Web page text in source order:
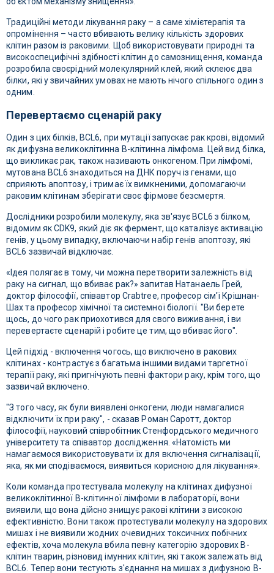
Традиційні методи лікування раку – а саме хімієтерапія та
опромінення – часто вбивають велику кількість здорових
клітин разом із раковими. Щоб використовувати природні та
високоспецифічні здібності клітин до самознищення, команда
розробила своєрідний молекулярний клей, який склеює два
білки, які у звичайних умовах не мають нічого спільного один з
одним.
Перевертаємо сценарій раку
Один з цих білків, BCL6, при мутації запускає рак крові, відомий
як дифузна великоклітинна В-клітинна лімфома. Цей вид білка,
що викликає рак, також називають онкогеном. При лімфомі,
мутована BCL6 знаходиться на ДНК поруч із генами, що
сприяють апоптозу, і тримає їх вимкненими, допомагаючи
раковим клітинам зберігати своє фірмове безсмертя.
Дослідники розробили молекулу, яка зв'язує BCL6 з білком,
відомим як CDK9, який діє як фермент, що каталізує активацію
генів, у цьому випадку, включаючи набір генів апоптозу, які
BCL6 зазвичай відключає.
«Ідея полягає в тому, чи можна перетворити залежність від
раку на сигнал, що вбиває рак?» запитав Натанаель Грей,
доктор філософії, співавтор Crabtree, професор сім'ї Крішнан-
Шах та професор хімічної та системної біології. "Ви берете
щось, до чого рак приохотився для свого виживання, і ви
перевертаєте сценарій і робите це тим, що вбиває його".
Цей підхід - включення чогось, що виключено в ракових
клітинах - контрастує з багатьма іншими видами таргетної
терапії раку, які пригнічують певні фактори раку, крім того, що
зазвичай включено.
"З того часу, як були виявлені онкогени, люди намагалися
відключити їх при раку", - сказав Роман Саротт, доктор
філософії, науковий співробітник Стенфордського медичного
університету та співавтор дослідження. «Натомість ми
намагаємося використовувати їх для включення сигналізації,
яка, як ми сподіваємося, виявиться корисною для лікування».
Коли команда протестувала молекулу на клітинах дифузної
великоклітинної В-клітинної лімфоми в лабораторії, вони
виявили, що вона дійсно знищує ракові клітини з високою
ефективністю. Вони також протестували молекулу на здорових
мишах і не виявили жодних очевидних токсичних побічних
ефектів, хоча молекула вбила певну категорію здорових В-
клітин тварин, різновид імунних клітин, які також залежать від
BCL6. Тепер вони тестують з'єднання на мишах з дифузною В-